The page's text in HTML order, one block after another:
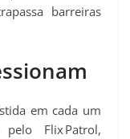
barreiras
em cada um
Flix Patrol,